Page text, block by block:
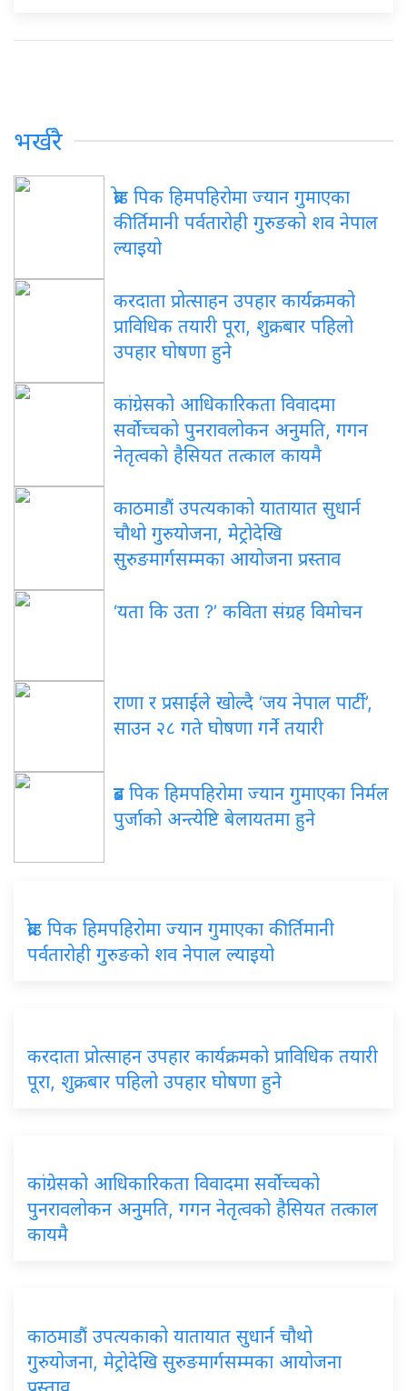
भर्खरै
ब्रोड पिक हिमपहिरोमा ज्यान गुमाएका
कीर्तिमानी पर्वतारोही गुरुङको शव नेपाल
ल्याइयो
करदाता प्रोत्साहन उपहार कार्यक्रमको
प्राविधिक तयारी पूरा, शुक्रबार पहिलो
उपहार घोषणा हुने
कांग्रेसको आधिकारिकता विवादमा
सर्वोच्चको पुनरावलोकन अनुमति, गगन
नेतृत्वको हैसियत तत्काल कायमै
काठमाडौं उपत्यकाको यातायात सुधार्न
चौथो गुरुयोजना, मेट्रोदेखि
सुरुङमार्गसम्मका आयोजना प्रस्ताव
‘यता कि उता ?’ कविता संग्रह विमोचन
राणा र प्रसाईंले खोल्दै ‘जय नेपाल पार्टी’,
साउन २८ गते घोषणा गर्ने तयारी
ब्रड पिक हिमपहिरोमा ज्यान गुमाएका निर्मल
पुर्जाको अन्त्येष्टि बेलायतमा हुने
ब्रोड पिक हिमपहिरोमा ज्यान गुमाएका कीर्तिमानी
पर्वतारोही गुरुङको शव नेपाल ल्याइयो
करदाता प्रोत्साहन उपहार कार्यक्रमको प्राविधिक तयारी
पूरा, शुक्रबार पहिलो उपहार घोषणा हुने
कांग्रेसको आधिकारिकता विवादमा सर्वोच्चको
पुनरावलोकन अनुमति, गगन नेतृत्वको हैसियत तत्काल
कायमै
काठमाडौं उपत्यकाको यातायात सुधार्न चौथो
गुरुयोजना, मेट्रोदेखि सुरुङमार्गसम्मका आयोजना